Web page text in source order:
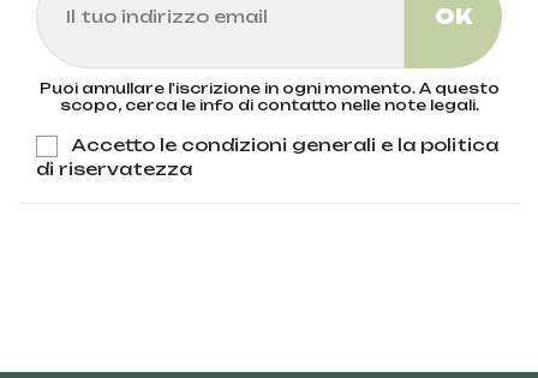
Puoi annullare l'iscrizione in ogni momento. A questo
scopo, cerca le info di contatto nelle note legali.
Accetto le condizioni generali e la politica
di riservatezza